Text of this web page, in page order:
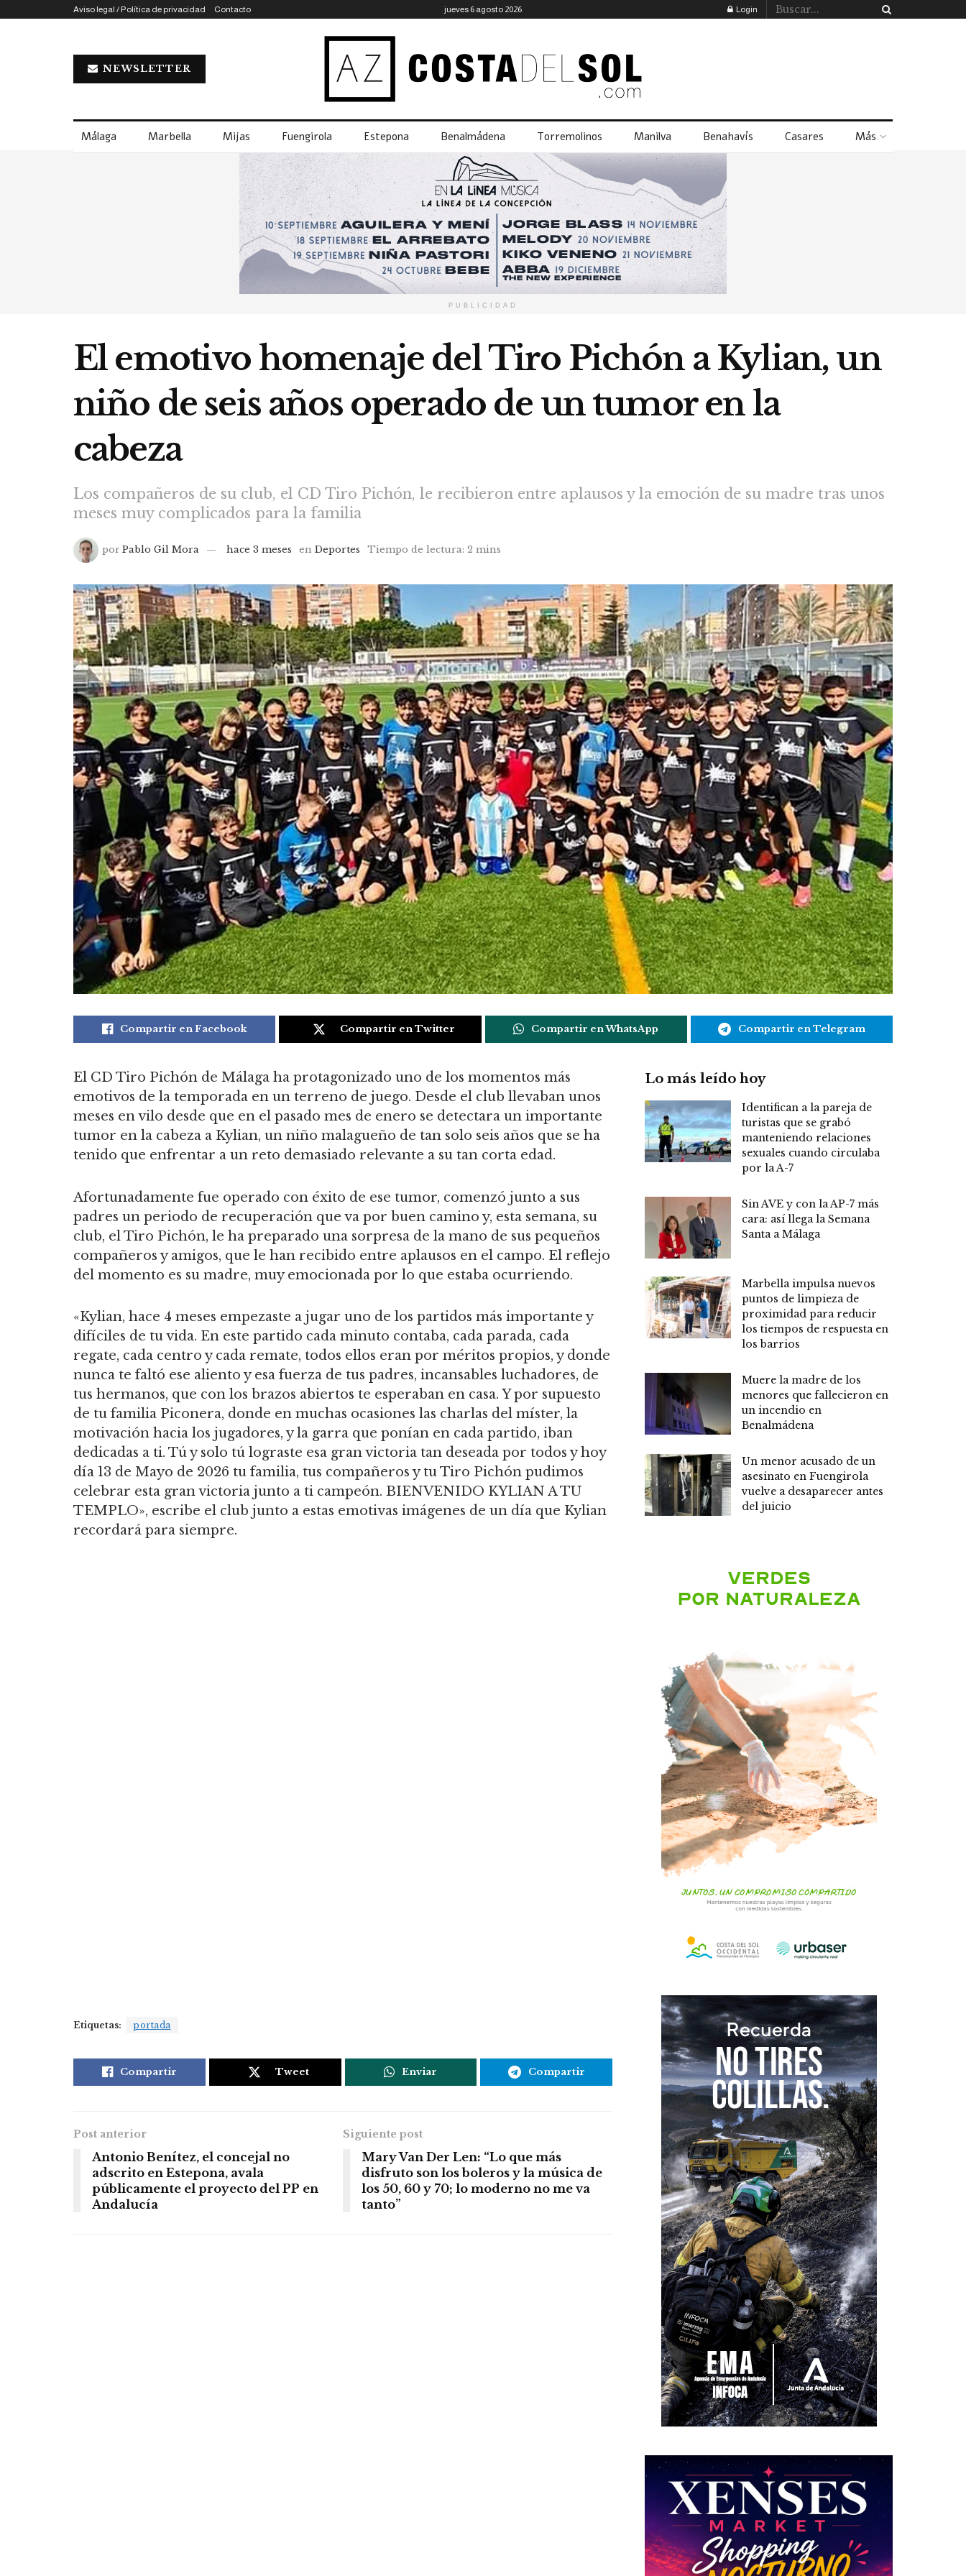
Aviso legal / Política de privacidad Contacto jueves 6 agosto 2026 Login
NEWSLETTER
Málaga Marbella Mijas Fuengirola Estepona Benalmádena Torremolinos Manilva Benahavís Casares Más
PUBLICIDAD
El emotivo homenaje del Tiro Pichón a Kylian, un
niño de seis años operado de un tumor en la
cabeza
Los compañeros de su club, el CD Tiro Pichón, le recibieron entre aplausos y la emoción de su madre tras unos
meses muy complicados para la familia
por Pablo Gil Mora hace 3 meses en Deportes Tiempo de lectura: 2 mins
Compartir en Facebook Compartir en Twitter Compartir en WhatsApp Compartir en Telegram
El CD Tiro Pichón de Málaga ha protagonizado uno de los momentos más
emotivos de la temporada en un terreno de juego. Desde el club llevaban unos
meses en vilo desde que en el pasado mes de enero se detectara un importante
tumor en la cabeza a Kylian, un niño malagueño de tan solo seis años que se ha
tenido que enfrentar a un reto demasiado relevante a su tan corta edad.
Afortunadamente fue operado con éxito de ese tumor, comenzó junto a sus
padres un periodo de recuperación que va por buen camino y, esta semana, su
club, el Tiro Pichón, le ha preparado una sorpresa de la mano de sus pequeños
compañeros y amigos, que le han recibido entre aplausos en el campo. El reflejo
del momento es su madre, muy emocionada por lo que estaba ocurriendo.
«Kylian, hace 4 meses empezaste a jugar uno de los partidos más importante y
difíciles de tu vida. En este partido cada minuto contaba, cada parada, cada
regate, cada centro y cada remate, todos ellos eran por méritos propios, y donde
nunca te faltó ese aliento y esa fuerza de tus padres, incansables luchadores, de
tus hermanos, que con los brazos abiertos te esperaban en casa. Y por supuesto
de tu familia Piconera, donde en muchas ocasiones las charlas del míster, la
motivación hacia los jugadores, y la garra que ponían en cada partido, iban
dedicadas a ti. Tú y solo tú lograste esa gran victoria tan deseada por todos y hoy
día 13 de Mayo de 2026 tu familia, tus compañeros y tu Tiro Pichón pudimos
celebrar esta gran victoria junto a ti campeón. BIENVENIDO KYLIAN A TU
TEMPLO», escribe el club junto a estas emotivas imágenes de un día que Kylian
recordará para siempre.
Etiquetas: portada
Compartir Tweet Enviar Compartir
Post anterior
Antonio Benítez, el concejal no
adscrito en Estepona, avala
públicamente el proyecto del PP en
Andalucía
Siguiente post
Mary Van Der Len: “Lo que más
disfruto son los boleros y la música de
los 50, 60 y 70; lo moderno no me va
tanto”
Lo más leído hoy
Identifican a la pareja de
turistas que se grabó
manteniendo relaciones
sexuales cuando circulaba
por la A-7
Sin AVE y con la AP-7 más
cara: así llega la Semana
Santa a Málaga
Marbella impulsa nuevos
puntos de limpieza de
proximidad para reducir
los tiempos de respuesta en
los barrios
Muere la madre de los
menores que fallecieron en
un incendio en
Benalmádena
Un menor acusado de un
asesinato en Fuengirola
vuelve a desaparecer antes
del juicio